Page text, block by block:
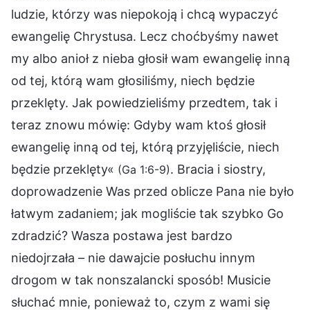
ludzie, którzy was niepokoją i chcą wypaczyć
ewangelię Chrystusa. Lecz choćbyśmy nawet
my albo anioł z nieba głosił wam ewangelię inną
od tej, którą wam głosiliśmy, niech będzie
przeklęty. Jak powiedzieliśmy przedtem, tak i
teraz znowu mówię: Gdyby wam ktoś głosił
ewangelię inną od tej, którą przyjęliście, niech
będzie przeklęty« (Ga 1:6-9). Bracia i siostry,
doprowadzenie Was przed oblicze Pana nie było
łatwym zadaniem; jak mogliście tak szybko Go
zdradzić? Wasza postawa jest bardzo
niedojrzała – nie dawajcie posłuchu innym
drogom w tak nonszalancki sposób! Musicie
słuchać mnie, ponieważ to, czym z wami się